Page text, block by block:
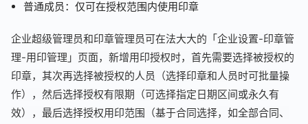
普通成员：仅可在授权范围内使用印章
企业超级管理员和印章管理员可在法大大的「企业设置-印章管
理-用印管理」页面，新增用印授权时，首先需要选择被授权的
印章，其次再选择被授权的人员（选择印章和人员时可批量操
作），然后选择授权有限期（可选择指定日期区间或永久有
效），最后选择授权用印范围（基于合同选择，如全部合同、